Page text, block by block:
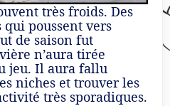
très froids. Des
poussent vers
de saison fut
n’aura tirée
jeu. Il aura fallu
niches et trouver les
très sporadiques.